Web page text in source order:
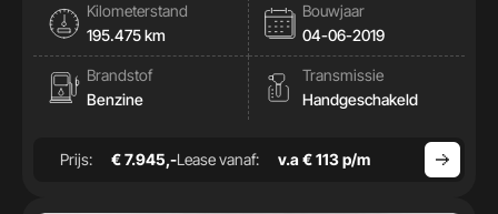
Kilometerstand
195.475 km
Bouwjaar
04-06-2019
Brandstof
Benzine
Transmissie
Handgeschakeld
Prijs: € 7.945,-Lease vanaf: v.a € 113 p/m